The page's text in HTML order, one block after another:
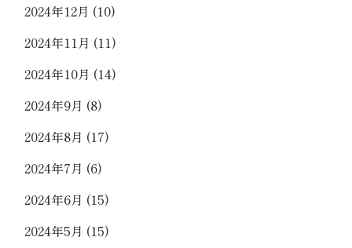
2024年12月 (10)
2024年11月 (11)
2024年10月 (14)
2024年9月 (8)
2024年8月 (17)
2024年7月 (6)
2024年6月 (15)
2024年5月 (15)